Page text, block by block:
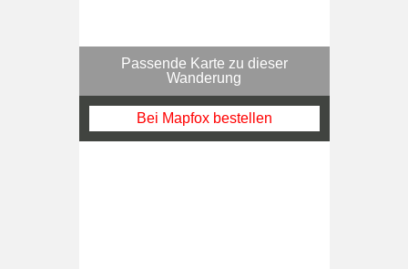
Passende Karte zu dieser
Wanderung
Bei Mapfox bestellen